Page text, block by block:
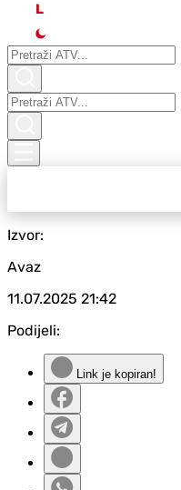
L
Izvor:
Avaz
11.07.2025 21:42
Podijeli:
Link je kopiran!